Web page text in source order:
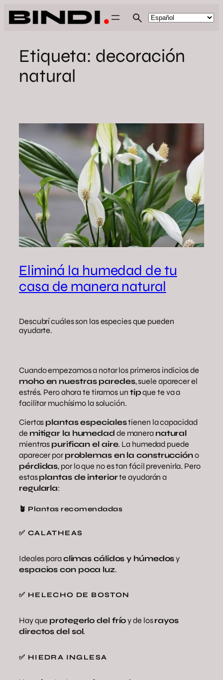
Saltar
al
Etiqueta: decoración
natural
Eliminá la humedad de tu
casa de manera natural
Descubrí cuáles son las especies que pueden
ayudarte.
Cuando empezamos a notar los primeros indicios de
moho en nuestras paredes, suele aparecer el
estrés. Pero ahora te tiramos un tipque te va a
facilitar muchísimo la solución.
Ciertas plantas especialestienen la capacidad
de mitigar la humedad de manera natural
mientras purifican el aire. La humedad puede
aparecer por problemas en la construccióno
pérdidas, por lo que no es tan fácil prevenirla. Pero
estasplantas de interiorte ayudarán a
regularla:
🪴 Plantas recomendadas
✅ CALATHEAS
Ideales paraclimas cálidos y húmedosy
espacios con poca luz.
✅ HELECHO DE BOSTON
Hay que protegerlo del fríoy de losrayos
directos del sol.
✅ HIEDRA INGLESA